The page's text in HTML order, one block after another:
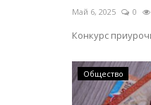
Май 6, 2025 0
Конкурс
Общество